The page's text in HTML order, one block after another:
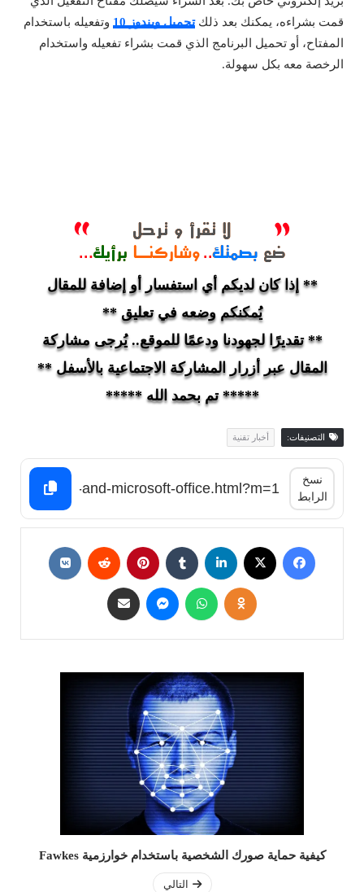
قمت بشراءه، يمكنك بعد ذلكتحميل ويندوز 10
وتفعيله باستخدام
المفتاح، أو تحميل البرنامج الذي قمت بشراء تفعيله واستخدام
الرخصة معه بكل سهولة.
** إذا كان لديكم أي استفسار أو إضافة للمقال
يُمكنكم وضعه في تعليق **
** تقديرًا لجهودنا ودعمًا للموقع.. يُرجى مشاركة
المقال عبر أزرار المشاركة الاجتماعية بالأسفل **
***** تم بحمد الله *****
التصنيفات: أخبار تقنية
نسخ
الرابط
كيفية حماية صورك الشخصية باستخدام خوارزمية Fawkes
التالي